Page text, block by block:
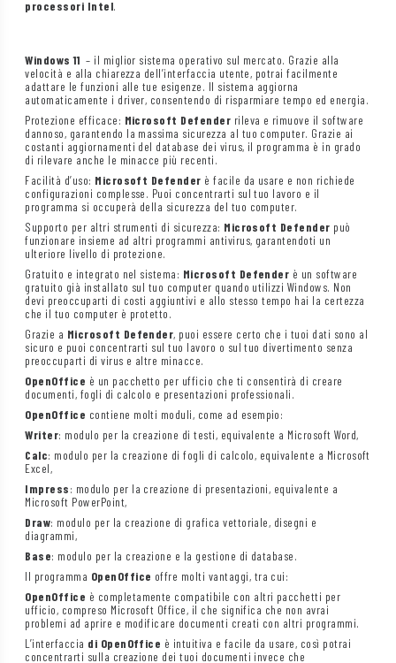
processori Intel.
Windows 11 – il miglior sistema operativo sul mercato. Grazie alla
velocità e alla chiarezza dell’interfaccia utente, potrai facilmente
adattare le funzioni alle tue esigenze. Il sistema aggiorna
automaticamente i driver, consentendo di risparmiare tempo ed energia.
Protezione efficace: Microsoft Defender rileva e rimuove il software
dannoso, garantendo la massima sicurezza al tuo computer. Grazie ai
costanti aggiornamenti del database dei virus, il programma è in grado
di rilevare anche le minacce più recenti.
Facilità d’uso: Microsoft Defender è facile da usare e non richiede
configurazioni complesse. Puoi concentrarti sul tuo lavoro e il
programma si occuperà della sicurezza del tuo computer.
Supporto per altri strumenti di sicurezza: Microsoft Defender può
funzionare insieme ad altri programmi antivirus, garantendoti un
ulteriore livello di protezione.
Gratuito e integrato nel sistema: Microsoft Defender è un software
gratuito già installato sul tuo computer quando utilizzi Windows. Non
devi preoccuparti di costi aggiuntivi e allo stesso tempo hai la certezza
che il tuo computer è protetto.
Grazie a Microsoft Defender, puoi essere certo che i tuoi dati sono al
sicuro e puoi concentrarti sul tuo lavoro o sul tuo divertimento senza
preoccuparti di virus e altre minacce.
OpenOffice è un pacchetto per ufficio che ti consentirà di creare
documenti, fogli di calcolo e presentazioni professionali.
OpenOffice contiene molti moduli, come ad esempio:
Writer: modulo per la creazione di testi, equivalente a Microsoft Word,
Calc: modulo per la creazione di fogli di calcolo, equivalente a Microsoft
Excel,
Impress: modulo per la creazione di presentazioni, equivalente a
Microsoft PowerPoint,
Draw: modulo per la creazione di grafica vettoriale, disegni e
diagrammi,
Base: modulo per la creazione e la gestione di database.
Il programma OpenOffice offre molti vantaggi, tra cui:
OpenOffice è completamente compatibile con altri pacchetti per
ufficio, compreso Microsoft Office, il che significa che non avrai
problemi ad aprire e modificare documenti creati con altri programmi.
L’interfaccia di OpenOffice è intuitiva e facile da usare, così potrai
concentrarti sulla creazione dei tuoi documenti invece che